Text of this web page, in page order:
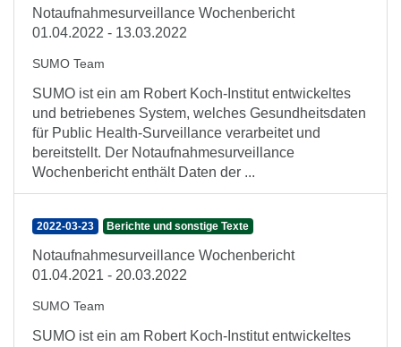
Notaufnahmesurveillance Wochenbericht
01.04.2022 - 13.03.2022
SUMO Team
SUMO ist ein am Robert Koch-Institut entwickeltes
und betriebenes System, welches Gesundheitsdaten
für Public Health-Surveillance verarbeitet und
bereitstellt. Der Notaufnahmesurveillance
Wochenbericht enthält Daten der ...
2022-03-23 Berichte und sonstige Texte
Notaufnahmesurveillance Wochenbericht
01.04.2021 - 20.03.2022
SUMO Team
SUMO ist ein am Robert Koch-Institut entwickeltes